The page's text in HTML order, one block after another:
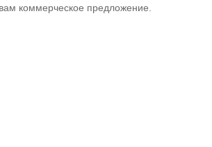
коммерческое предложение.